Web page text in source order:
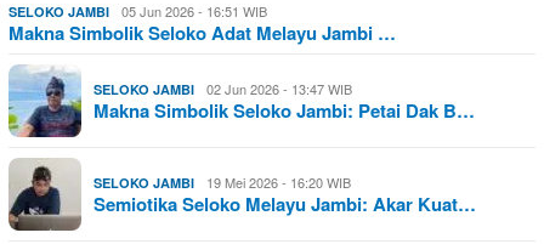
SELOKO JAMBI 05 Jun 2026 - 16:51 WIB
Makna Simbolik Seloko Adat Melayu Jambi …
SELOKO JAMBI 02 Jun 2026 - 13:47 WIB
Makna Simbolik Seloko Jambi: Petai Dak B…
SELOKO JAMBI 19 Mei 2026 - 16:20 WIB
Semiotika Seloko Melayu Jambi: Akar Kuat…